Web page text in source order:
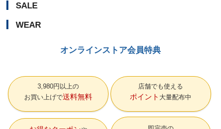
SALE
WEAR
オンラインストア会員特典
3,980円以上の
お買い上げで送料無料
店舗でも使える
ポイント 大量配布中